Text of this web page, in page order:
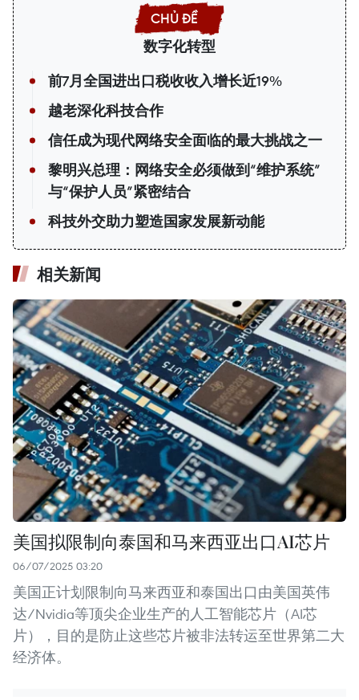
数字化转型
前7月全国进出口税收收入增长近19%
越老深化科技合作
信任成为现代网络安全面临的最大挑战之一
黎明兴总理：网络安全必须做到“维护系统”
与“保护人员”紧密结合
科技外交助力塑造国家发展新动能
相关新闻
美国拟限制向泰国和马来西亚出口AI芯片
06/07/2025 03:20
美国正计划限制向马来西亚和泰国出口由美国英伟
达/Nvidia等顶尖企业生产的人工智能芯片（AI芯
片），目的是防止这些芯片被非法转运至世界第二大
经济体。